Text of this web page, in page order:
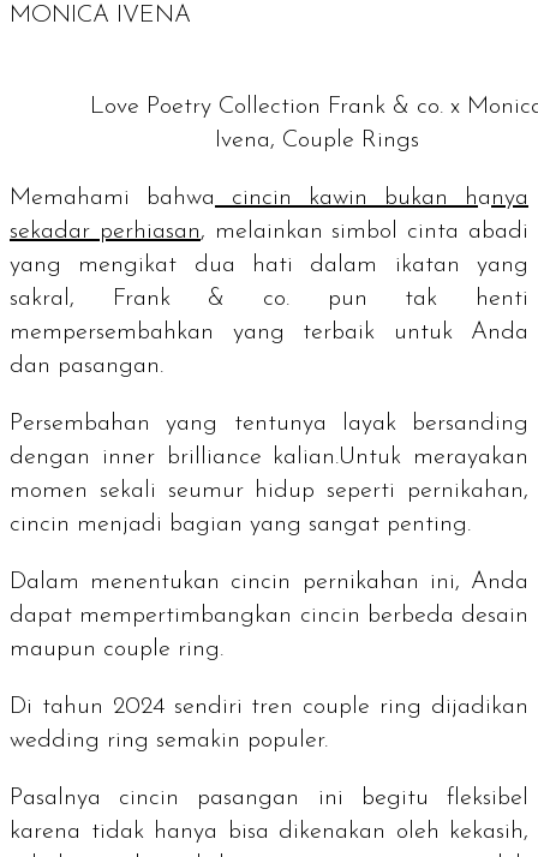
MONICA IVENA
Love Poetry Collection Frank & co. x
Ivena, Couple Rings
Memahami bahwa cincin kawin bukan ha nya
sekadar perhiasan, melainkan simbol cinta abadi
yang mengikat dua hati dalam ikatan yang
sakral, Frank & co. pun tak henti
mempersembahkan yang terbaik untuk Anda
dan pasangan.
Persembahan yang tentunya layak bersanding
dengan inner brilliance kalian.Untuk merayakan
momen sekali seumur hidup seperti pernikahan,
cincin menjadi bagian yang sangat penting.
Dalam menentukan cincin pernikahan ini, Anda
dapat mempertimbangkan cincin berbeda desain
maupun couple ring.
Di tahun 2024 sendiri tren couple ring dijadikan
wedding ring semakin populer.
Pasalnya cincin pasangan ini begitu fleksibel
karena tidak hanya bisa dikenakan oleh kekasih,